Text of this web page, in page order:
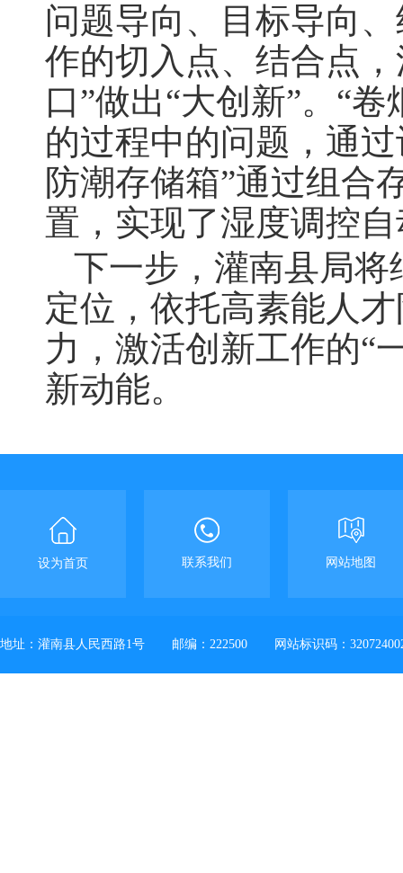
问题导向、目标导向
作的切入点、结合点 ，
口”做出“大创新”。“
的过程中的问题 ， 通
防潮存储箱”通过组合
置，实现了湿度调控
下一步 ， 灌南县局将
定位，依托高素能人
力，激活创新工作的“
新动能。
设为首页 联系我们 网站地图
地址：灌南县人民西路1号 邮编：222500 网站标识码：